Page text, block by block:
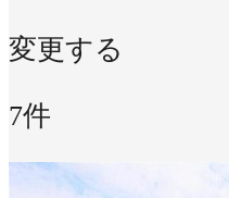
変更する
7件